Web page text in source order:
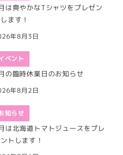
は爽やかなTシャツをプレゼン
ます！
年8月3日
ベント
の臨時休業日のお知らせ
年8月2日
知らせ
は北海道トマトジュースをプレ
トします！